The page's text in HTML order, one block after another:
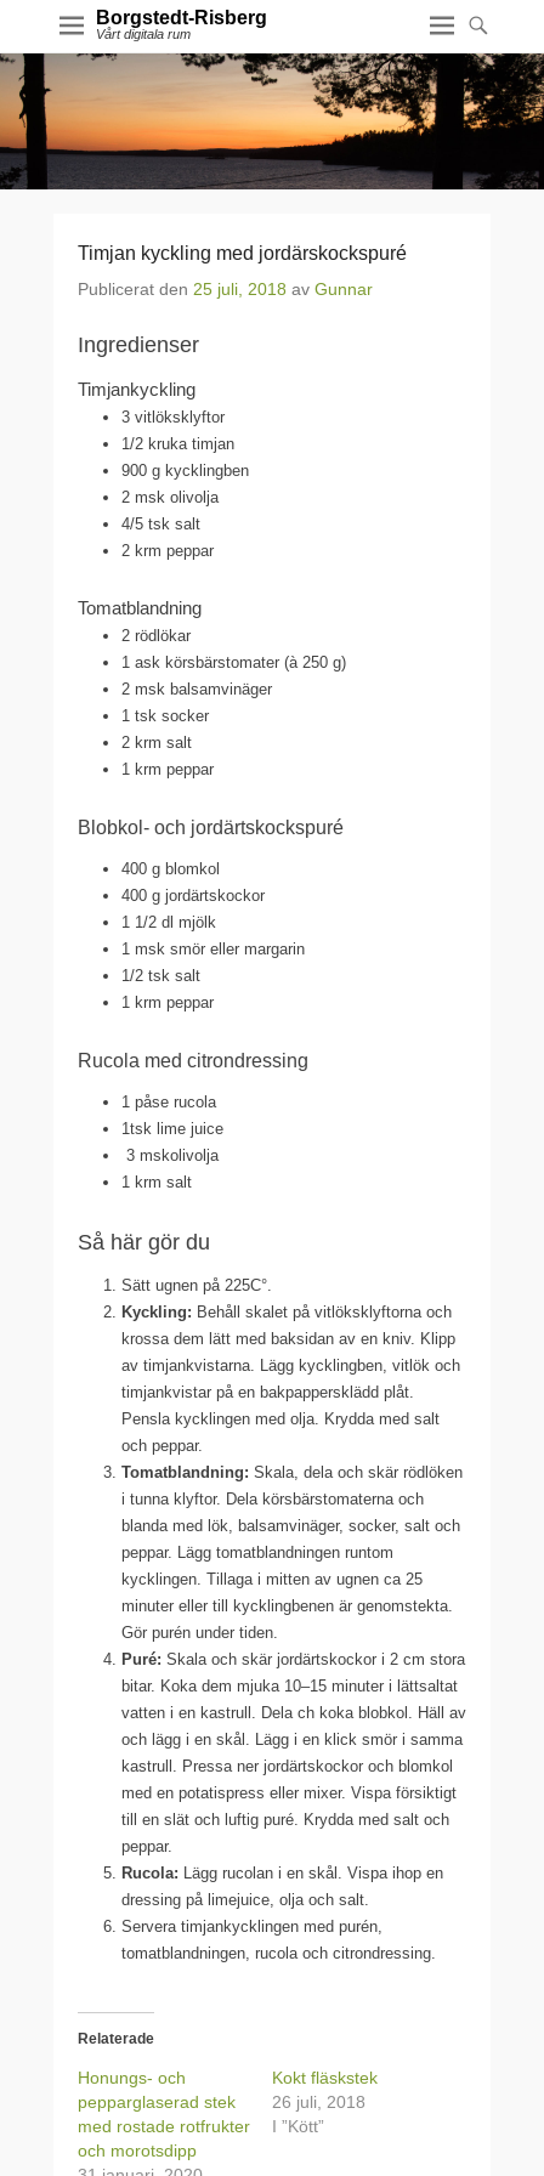
Borgstedt-Risberg
Vårt digitala rum
Timjan kyckling med jordärskockspuré
Publicerat den 25 juli, 2018 av Gunnar
Ingredienser
Timjankyckling
3 vitlöksklyftor
1/2 kruka timjan
900 g kycklingben
2 msk olivolja
4/5 tsk salt
2 krm peppar
Tomatblandning
2 rödlökar
1 ask körsbärstomater (à 250 g)
2 msk balsamvinäger
1 tsk socker
2 krm salt
1 krm peppar
Blobkol- och jordärtskockspuré
400 g blomkol
400 g jordärtskockor
1 1/2 dl mjölk
1 msk smör eller margarin
1/2 tsk salt
1 krm peppar
Rucola med citrondressing
1 påse rucola
1tsk lime juice
3 mskolivolja
1 krm salt
Så här gör du
Sätt ugnen på 225C°.
Kyckling: Behåll skalet på vitlöksklyftorna och
krossa dem lätt med baksidan av en kniv. Klipp
av timjankvistarna. Lägg kycklingben, vitlök och
timjankvistar på en bakpappersklädd plåt.
Pensla kycklingen med olja. Krydda med salt
och peppar.
Tomatblandning: Skala, dela och skär rödlöken
i tunna klyftor. Dela körsbärstomaterna och
blanda med lök, balsamvinäger, socker, salt och
peppar. Lägg tomatblandningen runtom
kycklingen. Tillaga i mitten av ugnen ca 25
minuter eller till kycklingbenen är genomstekta.
Gör purén under tiden.
Puré: Skala och skär jordärtskockor i 2 cm stora
bitar. Koka dem mjuka 10–15 minuter i lättsaltat
vatten i en kastrull. Dela ch koka blobkol. Häll av
och lägg i en skål. Lägg i en klick smör i samma
kastrull. Pressa ner jordärtskockor och blomkol
med en potatispress eller mixer. Vispa försiktigt
till en slät och luftig puré. Krydda med salt och
peppar.
Rucola: Lägg rucolan i en skål. Vispa ihop en
dressing på limejuice, olja och salt.
Servera timjankycklingen med purén,
tomatblandningen, rucola och citrondressing.
Relaterade
Honungs- och
pepparglaserad stek
med rostade rotfrukter
och morotsdipp
Kokt fläskstek
26 juli, 2018
I ”Kött”